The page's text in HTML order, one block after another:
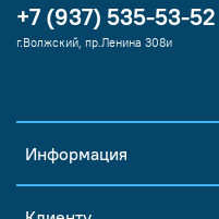
Информация
+7 (937) 535-53-52
г.Волжский, пр.Ленина 308и